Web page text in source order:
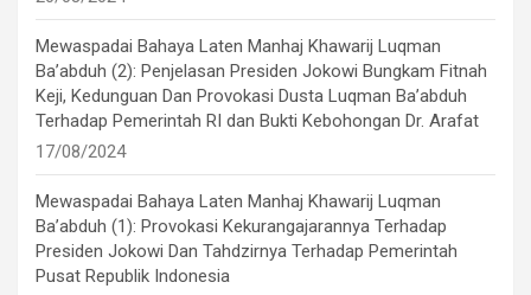
Mewaspadai Bahaya Laten Manhaj Khawarij Luqman
Ba’abduh (2): Penjelasan Presiden Jokowi Bungkam Fitnah
Keji, Kedunguan Dan Provokasi Dusta Luqman Ba’abduh
Terhadap Pemerintah RI dan Bukti Kebohongan Dr. Arafat
17/08/2024
Mewaspadai Bahaya Laten Manhaj Khawarij Luqman
Ba’abduh (1): Provokasi Kekurangajarannya Terhadap
Presiden Jokowi Dan Tahdzirnya Terhadap Pemerintah
Pusat Republik Indonesia